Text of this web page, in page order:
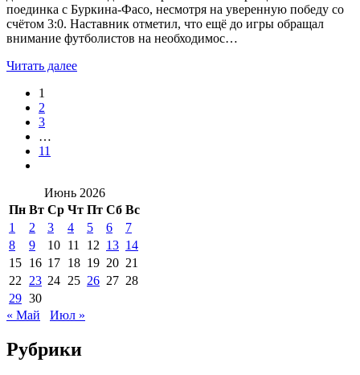
поединка с Буркина-Фасо, несмотря на уверенную победу со
счётом 3:0. Наставник отметил, что ещё до игры обращал
внимание футболистов на необходимос…
Читать далее
1
2
3
…
11
Июнь 2026
Пн Вт Ср Чт Пт Сб Вс
1
2 3 4 5 6
7
8
9 10 11 12 13 14
15 16 17 18 19 20 21
22
23 24 25 26 27 28
29 30
« Май
Июл »
Рубрики